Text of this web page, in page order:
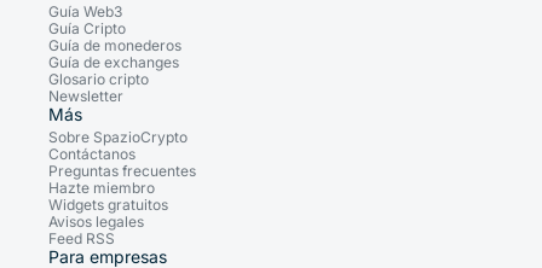
Guía Web3
Guía Cripto
Guía de monederos
Guía de exchanges
Glosario cripto
Newsletter
Más
Sobre SpazioCrypto
Contáctanos
Preguntas frecuentes
Hazte miembro
Widgets gratuitos
Avisos legales
Feed RSS
Para empresas